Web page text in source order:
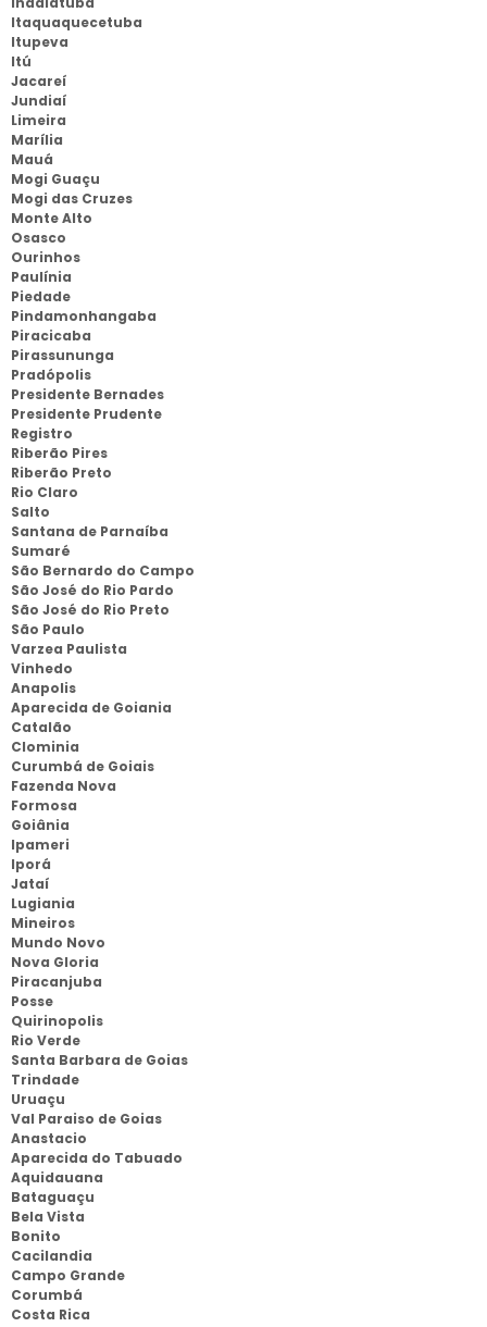
Itaquaquecetuba
Itupeva
Itú
Jacareí
Jundiaí
Limeira
Marília
Mauá
Mogi Guaçu
Mogi das Cruzes
Monte Alto
Osasco
Ourinhos
Paulínia
Piedade
Pindamonhangaba
Piracicaba
Pirassununga
Pradópolis
Presidente Bernades
Presidente Prudente
Registro
Riberão Pires
Riberão Preto
Rio Claro
Salto
Santana de Parnaíba
Sumaré
São Bernardo do Campo
São José do Rio Pardo
São José do Rio Preto
São Paulo
Varzea Paulista
Vinhedo
Anapolis
Aparecida de Goiania
Catalão
Clominia
Curumbá de Goiais
Fazenda Nova
Formosa
Goiânia
Ipameri
Iporá
Jataí
Lugiania
Mineiros
Mundo Novo
Nova Gloria
Piracanjuba
Posse
Quirinopolis
Rio Verde
Santa Barbara de Goias
Trindade
Uruaçu
Val Paraiso de Goias
Anastacio
Aparecida do Tabuado
Aquidauana
Bataguaçu
Bela Vista
Bonito
Cacilandia
Campo Grande
Corumbá
Costa Rica